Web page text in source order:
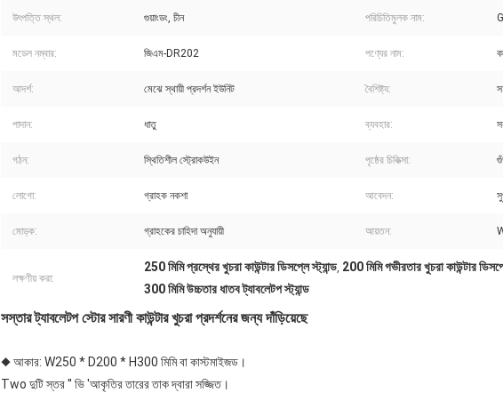
উৎপত্তি স্থল: গুয়াংডং, চীন পরিচিতিমুলক নাম:
মডেল নম্বার: জিএম-DR202 পণ্যের নাম:
আদর্শ: মেঝে স্থায়ী প্রদর্শন ইউনিট বৈশিষ্ট্য:
পাদান: ধাতু ব্যবহার:
গঠন: স্থিতিশীল স্ট্রোকউইন পৃষ্ঠের চিকিত্সা:
লোগো: গ্রাহক নকশা আবেদন:
মোড়ক: গ্রাহকের চাহিদা অনুযায়ী আয়তন:
লক্ষণীয় করা:
250 মিমি প্রস্থের খুচরা কাউন্টার ডিসপ্লে স্ট্যান্ড, 200 মিমি গভীরতার খুচরা কাউন্টার
300 মিমি উচ্চতার ধাতব ট্যাবলেটপ স্ট্যান্ড
সস্তার ট্যাবলেটপ স্টোর সারণী কাউন্টার খুচরা প্রদর্শনের জন্য দাঁড়িয়েছে
◆ আকার: W250 * D200 * H300 মিমি বা কাস্টমাইজড।
Two দুটি স্তর '' ভি 'আকৃতির তারের তাক দ্বারা সজ্জিত।